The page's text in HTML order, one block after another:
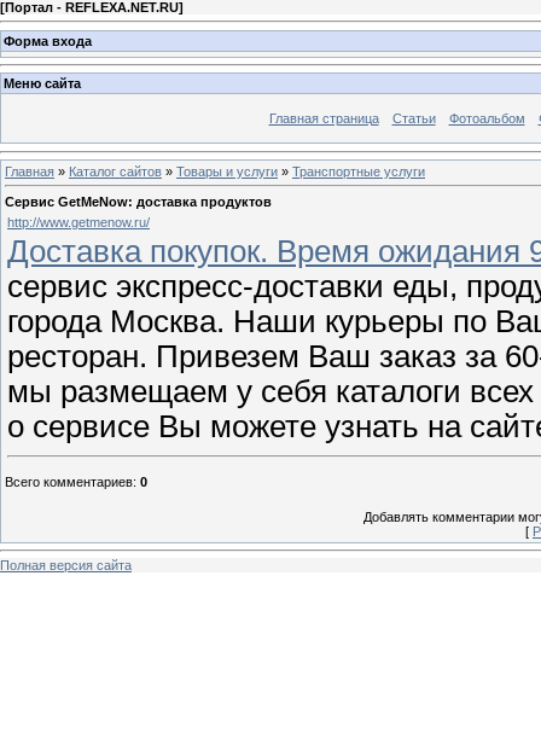
[Портал - REFLEXA.NET.RU]
Форма входа
Меню сайта
Главная страница Статьи Фотоальбом
Главная » Каталог сайтов » Товары и услуги » Транспортные услуги
Сервис GetMeNow: доставка продуктов
http://www.getmenow.ru/
Доставка покупок. Время ожидания
сервис экспресс-доставки еды,
города Москва. Наши курьеры по
ресторан. Привезем Ваш заказ за
мы размещаем у себя каталоги
о сервисе Вы можете узнать на
Всего комментариев: 0
Добавлять комментарии
[
Полная версия сайта